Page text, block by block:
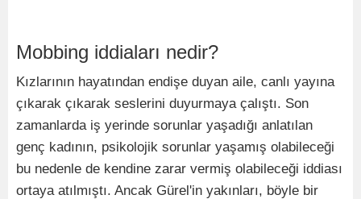
Mobbing iddiaları nedir?
Kızlarının hayatından endişe duyan aile, canlı yayına
çıkarak çıkarak seslerini duyurmaya çalıştı. Son
zamanlarda iş yerinde sorunlar yaşadığı anlatılan
genç kadının, psikolojik sorunlar yaşamış olabileceği
bu nedenle de kendine zarar vermiş olabileceği iddiası
ortaya atılmıştı. Ancak Gürel'in yakınları, böyle bir